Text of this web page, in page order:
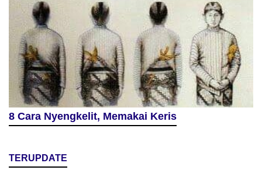
8 Cara Nyengkelit, Memakai Keris
TERUPDATE